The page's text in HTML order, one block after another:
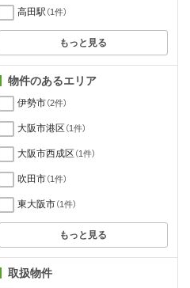
高田駅 （1件）
もっと見る
物件のあるエリア
伊勢市（2件）
大阪市港区 （1件）
大阪市西成区 （1件）
吹田市（1件）
東大阪市（1件）
もっと見る
取扱物件